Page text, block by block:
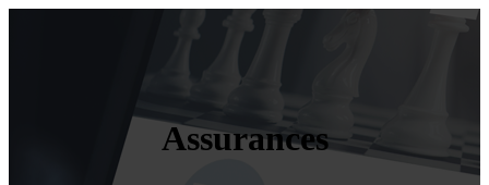
Assurances